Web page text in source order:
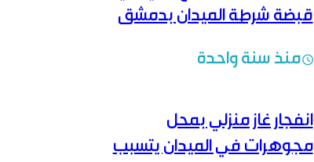
قبضة شرطة الميدان بدمشق
منذ سنة واحدة
انفجار غاز منزلي بمحل
مجوهرات في الميدان يتسبب